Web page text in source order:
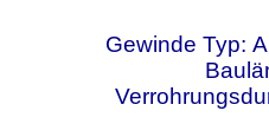
Gewinde Typ: